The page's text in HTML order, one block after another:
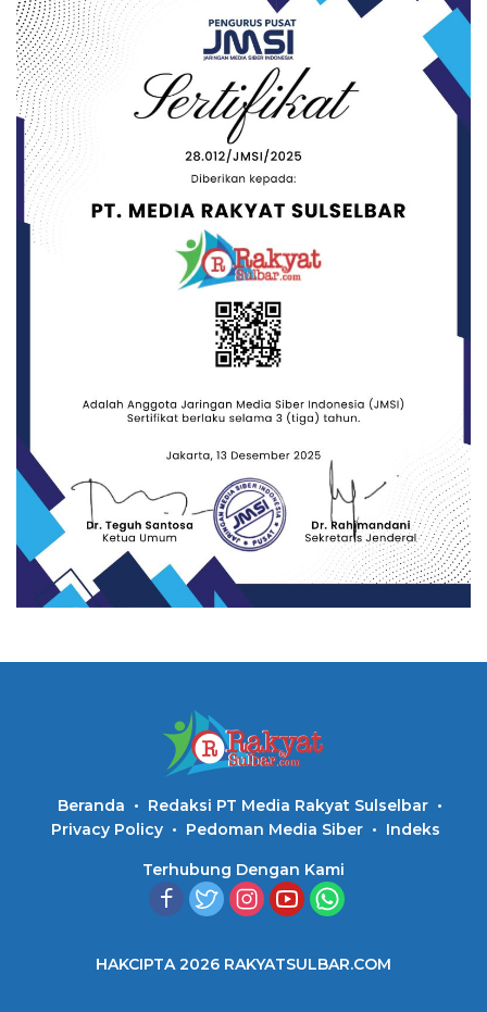
Beranda
Redaksi PT Media Rakyat Sulselbar
Privacy Policy
Pedoman Media Siber Indeks
Terhubung Dengan Kami
HAKCIPTA 2026 RAKYATSULBAR.COM